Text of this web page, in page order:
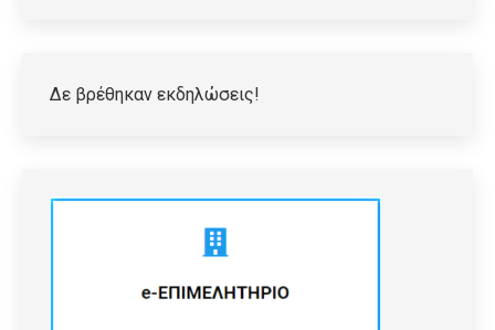
Δε βρέθηκαν εκδηλώσεις!